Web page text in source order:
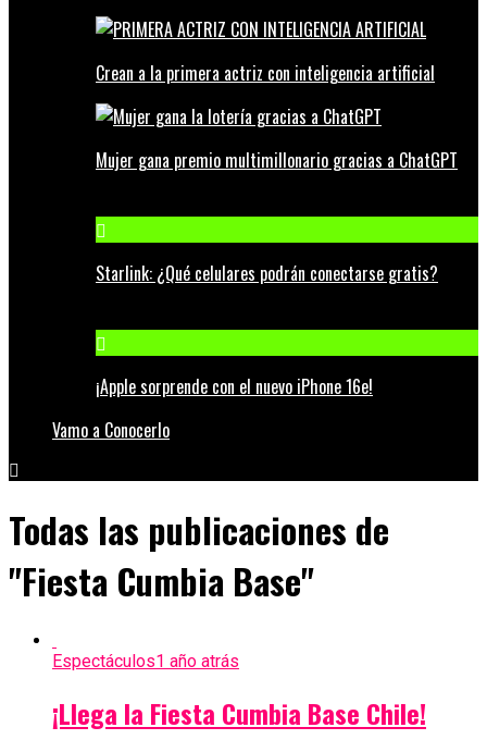
Crean a la primera actriz con inteligencia artificial
Mujer gana premio multimillonario gracias a ChatGPT
Starlink: ¿Qué celulares podrán conectarse gratis?
¡Apple sorprende con el nuevo iPhone 16e!
Vamo a Conocerlo
Todas las publicaciones de
"Fiesta Cumbia Base"
Espectáculos1 año atrás
¡Llega la Fiesta Cumbia Base Chile!